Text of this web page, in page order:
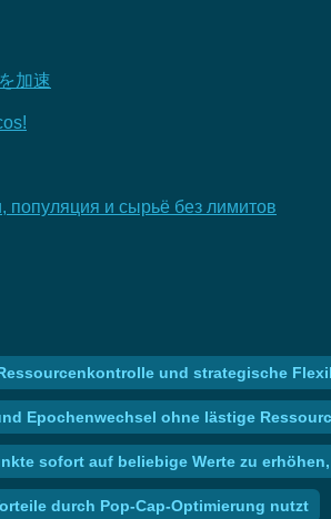
加速
популяция и сырьё без лимитов
und strategische
Epochenwechsel ohne lästige
sofort auf beliebige Werte zu
durch Pop-Cap-Optimierung nutzt